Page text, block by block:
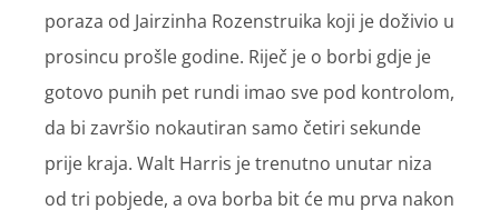
poraza od Jairzinha Rozenstruika koji je doživio u
prosincu prošle godine. Riječ je o borbi gdje je
gotovo punih pet rundi imao sve pod kontrolom,
da bi završio nokautiran samo četiri sekunde
prije kraja. Walt Harris je trenutno unutar niza
od tri pobjede, a ova borba bit će mu prva nakon